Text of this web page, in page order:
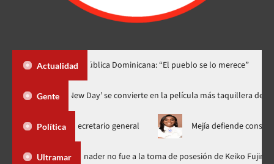
Actualidad
Dominicana: “El pueblo se lo merece” «¡Qué
Gente ‘Spider-Man: Brand New Day’ se convierte en la película
Política
secretario general Mejía defiende consenso PRM para
Ultramar
Dominicana Luis Abinader no fue a la toma de